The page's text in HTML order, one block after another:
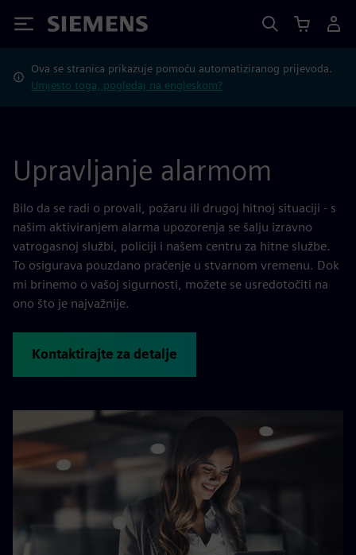
Siemens
Ova se stranica prikazuje pomoću automatiziranog prijevoda.
Umjesto toga, pogledaj na engleskom?
Upravljanje alarmom
Bilo da se radi o provali, požaru ili drugoj hitnoj situaciji - s
našim aktiviranjem alarma upozorenja se šalju izravno
vatrogasnoj službi, policiji i našem centru za hitne službe.
To osigurava pouzdano praćenje u stvarnom vremenu. Dok
mi brinemo o vašoj sigurnosti, možete se usredotočiti na
ono što je najvažnije.
Kontaktirajte za detalje